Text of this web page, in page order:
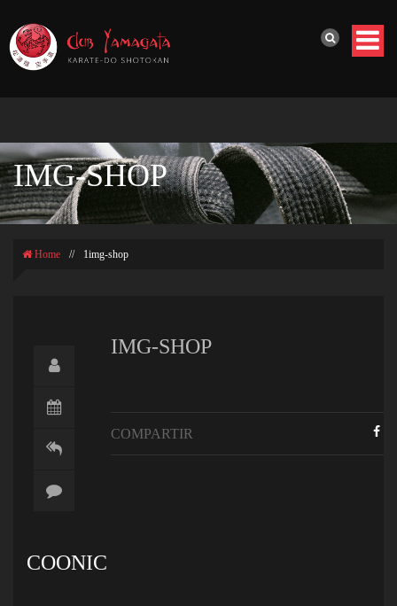
IMG-SHOP
Home // 1img-shop
IMG-SHOP
COMPARTIR
COONIC